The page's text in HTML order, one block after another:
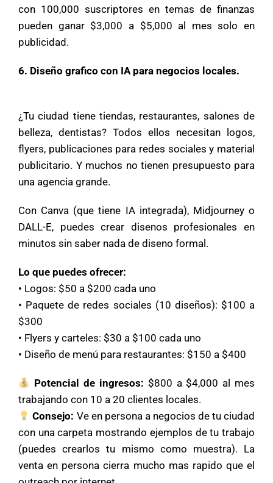
con 100,000 suscriptores en temas de finanzas
pueden ganar $3,000 a $5,000 al mes solo en
publicidad.
6. Diseño grafico con IA para negocios locales.
¿Tu ciudad tiene tiendas, restaurantes, salones de
belleza, dentistas? Todos ellos necesitan logos,
flyers, publicaciones para redes sociales y material
publicitario. Y muchos no tienen presupuesto para
una agencia grande.
Con Canva (que tiene IA integrada), Midjourney o
DALL-E, puedes crear disenos profesionales en
minutos sin saber nada de diseno formal.
Lo que puedes ofrecer:
• Logos: $50 a $200 cada uno
• Paquete de redes sociales (10 diseños): $100 a
$300
• Flyers y carteles: $30 a $100 cada uno
• Diseño de menú para restaurantes: $150 a $400
Potencial de ingresos: $800 a $4,000 al mes
trabajando con 10 a 20 clientes locales.
Consejo: Ve en persona a negocios de tu ciudad
con una carpeta mostrando ejemplos de tu trabajo
(puedes crearlos tu mismo como muestra). La
venta en persona cierra mucho mas rapido que el